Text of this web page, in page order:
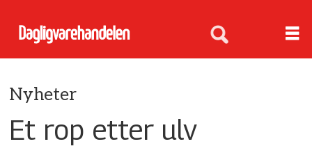
Nyheter
Et rop etter ulv